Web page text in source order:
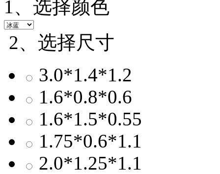
1、选择颜色
2、选择尺寸
3.0*1.4*1.2
1.6*0.8*0.6
1.6*1.5*0.55
1.75*0.6*1.1
2.0*1.25*1.1